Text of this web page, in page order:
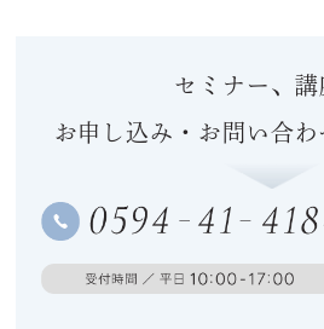
セミナー、講
お申し込み・お問い合